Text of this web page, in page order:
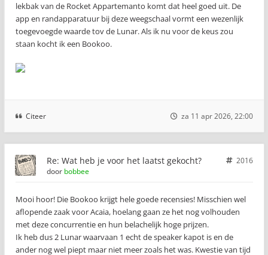
lekbak van de Rocket Appartemanto komt dat heel goed uit. De
app en randapparatuur bij deze weegschaal vormt een wezenlijk
toegevoegde waarde tov de Lunar. Als ik nu voor de keus zou
staan kocht ik een Bookoo.
Citeer za 11 apr 2026, 22:00
Re: Wat heb je voor het laatst gekocht?
2016
door bobbee
Mooi hoor! Die Bookoo krijgt hele goede recensies! Misschien wel
aflopende zaak voor Acaia, hoelang gaan ze het nog volhouden
met deze concurrentie en hun belachelijk hoge prijzen.
Ik heb dus 2 Lunar waarvaan 1 echt de speaker kapot is en de
ander nog wel piept maar niet meer zoals het was. Kwestie van tijd